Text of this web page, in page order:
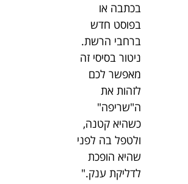
בכתבה או
בפוסט חדש
ברחבי הרשת.
ניטור בסיסי זה
מאפשר לכם
לזהות את
ה"שריפה"
כשהיא קטנה,
ולטפל בה לפני
שהיא הופכת
לדליקת ענק."